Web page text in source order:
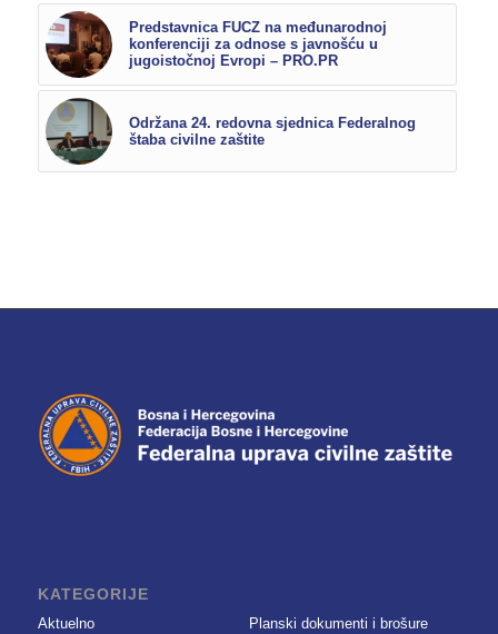
Predstavnica FUCZ na međunarodnoj
konferenciji za odnose s javnošću u
jugoistočnoj Evropi – PRO.PR
Održana 24. redovna sjednica Federalnog
štaba civilne zaštite
KATEGORIJE
Aktuelno
Planski dokumenti i brošure